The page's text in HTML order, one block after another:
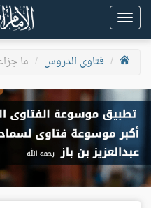
Toggle
navigation
فتاوى الدروس
ما